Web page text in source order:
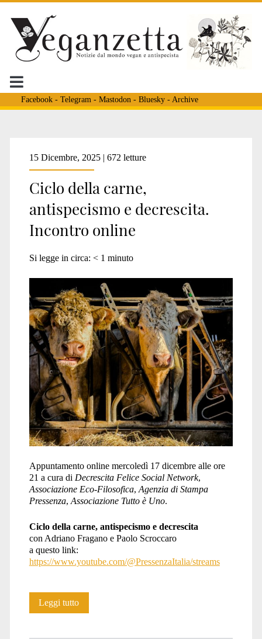
Facebook- Telegram - Mastodon - Bluesky- Archive
Categoria:
15 Dicembre, 2025 | 672 letture
Ciclo della carne,
antispecismo e decrescita.
Incontro online
Si legge in circa: < 1 minuto
Appuntamento online mercoledì 17 dicembre alle ore
21 a cura di Decrescita Felice Social Network,
Associazione Eco-Filosofica, Agenzia di Stampa
Pressenza, Associazione Tutto è Uno.
Ciclo della carne, antispecismo e decrescita
con Adriano Fragano e Paolo Scroccaro
a questo link:
https://www.youtube.com/@PressenzaItalia/streams
Leggi tuttoCiclo